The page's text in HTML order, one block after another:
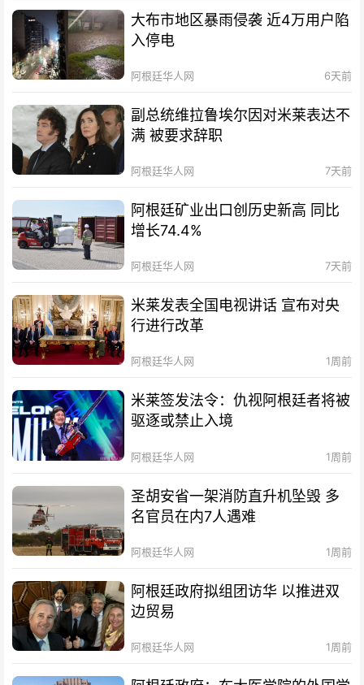
大布市地区暴雨侵袭 近4万用户陷
入停电
阿根廷华人网 6天前
副总统维拉鲁埃尔因对米莱表达不
满 被要求辞职
阿根廷华人网 7天前
阿根廷矿业出口创历史新高 同比
增长74.4%
阿根廷华人网 7天前
米莱发表全国电视讲话 宣布对央
行进行改革
阿根廷华人网 1周前
米莱签发法令：仇视阿根廷者将被
驱逐或禁止入境
阿根廷华人网 1周前
圣胡安省一架消防直升机坠毁 多
名官员在内7人遇难
阿根廷华人网 1周前
阿根廷政府拟组团访华 以推进双
边贸易
阿根廷华人网 1周前